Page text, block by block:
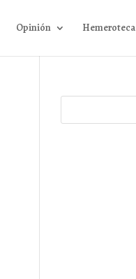
Opinión Hemeroteca